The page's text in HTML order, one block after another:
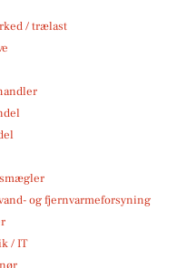
/ trælast
og fjernvarmeforsyning
/ IT